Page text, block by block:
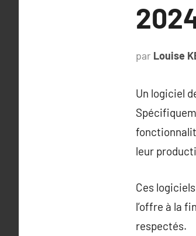
par Louise
Un logiciel
leur
Ces
l’offre à la
respectés.